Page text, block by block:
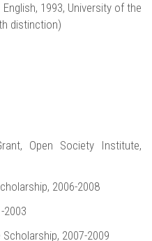
1993, University of the
distinction)
Open Society Institute,
2006-2008
2003
2007-2009